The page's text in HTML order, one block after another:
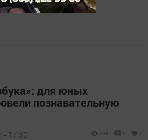
для юных
познавательную
- 17:30 338 0 0